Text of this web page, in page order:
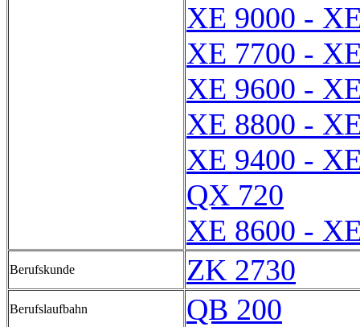
XE 9000 -
XE 7700 -
XE 9600 -
XE 8800 -
XE 9400 -
QX 720
XE 8600 -
Berufskunde ZK 2730
Berufslaufbahn QB 200